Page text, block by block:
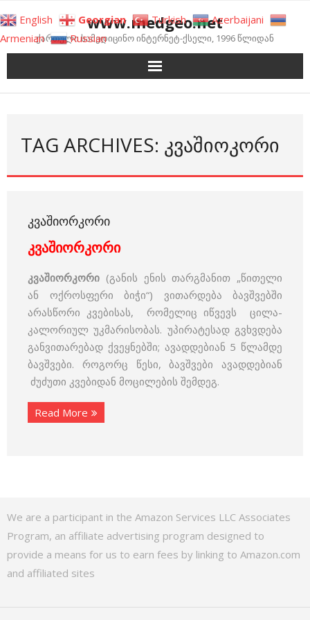
to
content
www.medgeo.net
ქართული სამედიცინო ინტერნეტ-ქსელი, 1996 წლიდან
TAG ARCHIVES: ᲙᲕᲐᲨᲘᲝᲙᲝᲠᲘ
ᲙᲕᲐᲨᲘᲝᲠᲙᲝᲠᲘ
კვაშიორკორი
კვაშიორკორი (განის ენის თარგმანით „წითელი
ან ოქროსფერი ბიჭი“) ვითარდება ბავშვებში
არასწორი კვებისას, რომელიც იწვევს ცილა-
კალორიულ უკმარისობას. უპირატესად გვხვდება
განვითარებად ქვეყნებში; ავადდებიან 5 წლამდე
ბავშვები. როგორც წესი, ბავშვები ავადდებიან
ძუძუთი კვებიდან მოცილების შემდეგ.
Read More
We are a participant in the Amazon Services LLC Associates
Program, an affiliate advertising program designed to
provide a means for us to earn fees by linking to Amazon.com
and affiliated sites
English Georgian Turkish
Azerbaijani
Armenian
Russian